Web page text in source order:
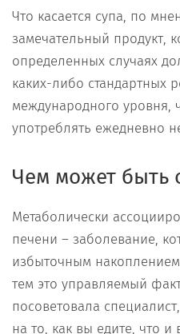
Что касается супа, по
замечательный продукт,
определенных случаях
каких-либо стандартных
международного уровня,
употреблять ежедневно
Чем может быть
Метаболически
печени – заболевание,
избыточным
тем это управляемый
посоветовала
на то, как вы едите, что и